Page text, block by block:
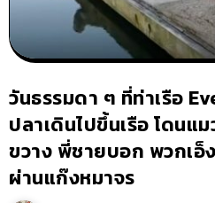
วันธรรมดา ๆ ที่ท่าเรือ
ปลาเดินไปขึ้นเรือ โดนแ
ขวาง พี่ชายบอก พวกเอ็
ผ่านแก๊งหมาจร